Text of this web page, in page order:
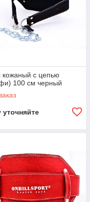
кожаный с цепью
100 см черный
уточняйте